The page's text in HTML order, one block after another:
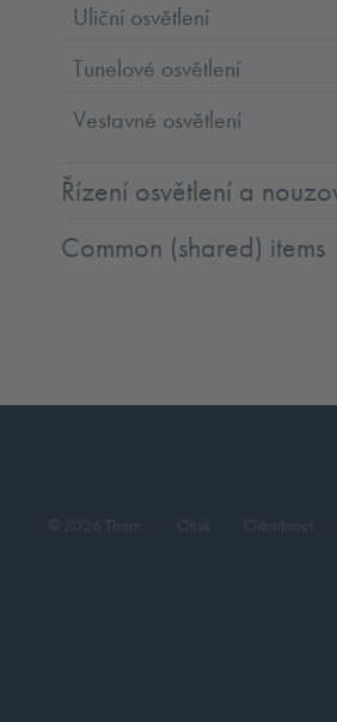
Uliční osvětlení
Tunelové osvětlení
Vestavné osvětlení
Řízení osvětlení a
Common (shared) items